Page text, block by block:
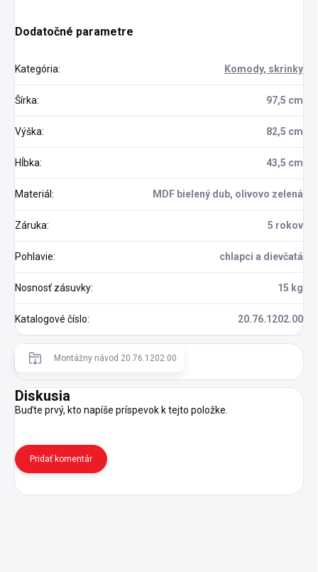
Dodatočné parametre
Kategória: Komody, skrinky
Šírka: 97,5 cm
Výška: 82,5 cm
Hĺbka: 43,5 cm
Materiál: MDF bielený dub, olivovo zelená
Záruka: 5 rokov
Pohlavie: chlapci a dievčatá
Nosnosť zásuvky: 15 kg
Katalogové číslo: 20.76.1202.00
Montážny návod 20.76.1202.00
Diskusia
Buďte prvý, kto napíše príspevok k tejto položke.
Pridať komentár